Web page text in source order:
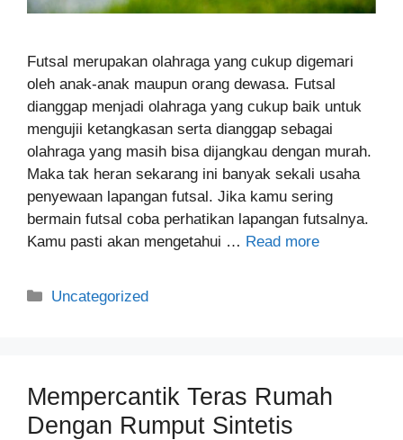
Futsal merupakan olahraga yang cukup digemari
oleh anak-anak maupun orang dewasa. Futsal
dianggap menjadi olahraga yang cukup baik untuk
mengujii ketangkasan serta dianggap sebagai
olahraga yang masih bisa dijangkau dengan murah.
Maka tak heran sekarang ini banyak sekali usaha
penyewaan lapangan futsal. Jika kamu sering
bermain futsal coba perhatikan lapangan futsalnya.
Kamu pasti akan mengetahui … Read more
Categories
Uncategorized
Mempercantik Teras Rumah
Dengan Rumput Sintetis